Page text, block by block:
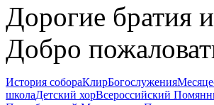
Дорогие братия
Добро
История собораКлирБогослужения
школаДетский хорВсероссийский